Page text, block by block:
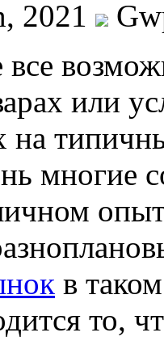
2021
все
или
на
многие
в
то,